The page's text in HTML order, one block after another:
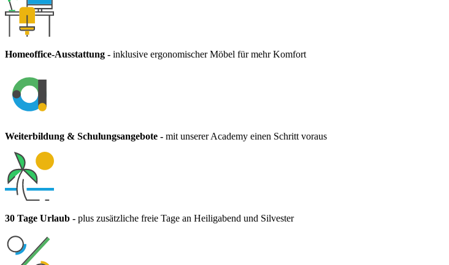
Homeoffice-Ausstattung - inklusive ergonomischer Möbel für mehr Komfort
Weiterbildung & Schulungsangebote - mit unserer Academy einen Schritt voraus
30 Tage Urlaub - plus zusätzliche freie Tage an Heiligabend und Silvester